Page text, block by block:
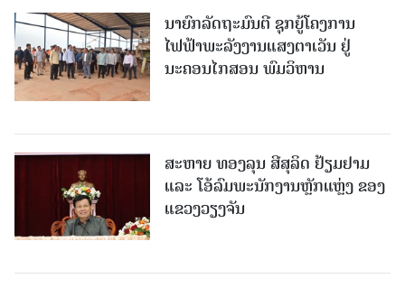
ນາຍົກລັດຖະມົນຕີ ຊຸກຍູ້ໂຄງການ
ໄຟຟ້າພະລັງງານແສງຕາເວັນ ຢູ່
ນະຄອນໄກສອນ ພົມວິຫານ
ສະຫາຍ ທອງລຸນ ສີສຸລິດ ຢ້ຽມຢາມ
ແລະ ໂອ້ລົມພະນັກງານຫຼັກແຫຼ່ງ ຂອງ
ແຂວງວຽງຈັນ